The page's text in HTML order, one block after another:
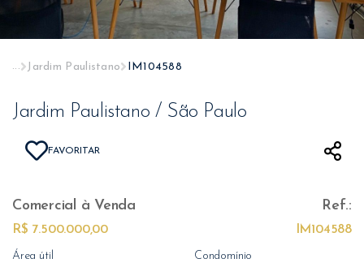
... Jardim Paulistano IM104588
Jardim Paulistano / São Paulo
FAVORITAR
Comercial à Venda
R$ 7.500.000,00
Ref.:
IM104588
Área útil Condomínio